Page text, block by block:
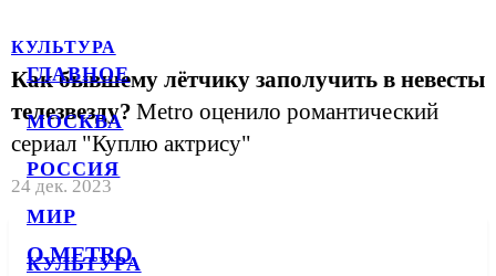
ГЛАВНОЕ
МОСКВА
РОССИЯ
МИР
КУЛЬТУРА
КУЛЬТУРА
Как бывшему лётчику заполучить в невесты
телезвезду? Metro оценило романтический
сериал "Куплю актрису"
24 дек. 2023
О METRO